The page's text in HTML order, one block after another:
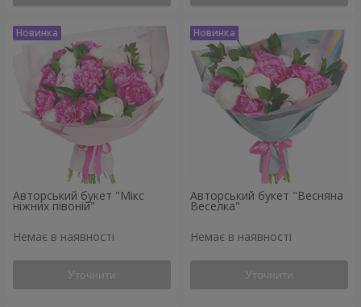
Авторський букет "Мікс
ніжних півоній"
Немає в наявності
Уточнити
Авторський букет "Весняна
Веселка"
Немає в наявності
Уточнити